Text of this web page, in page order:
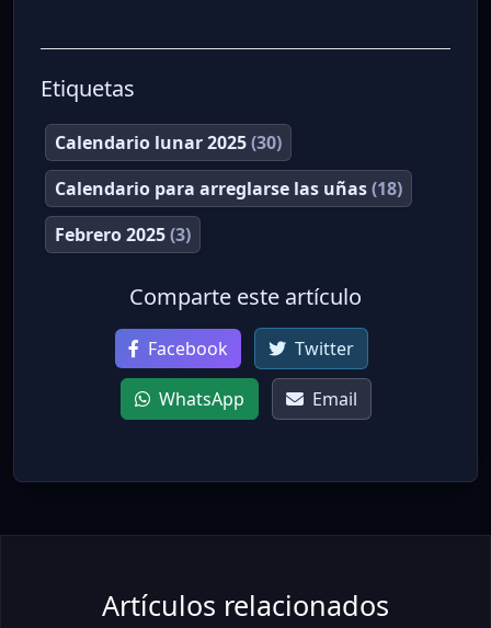
Etiquetas
Calendario lunar 2025(30)
Calendario para arreglarse las uñas(18)
Febrero 2025(3)
Comparte este artículo
Facebook Twitter
WhatsApp Email
Artículos relacionados